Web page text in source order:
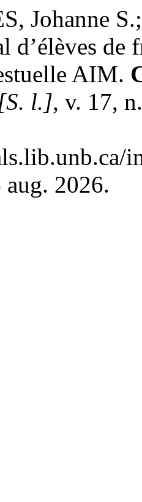
Johanne
d’élèves de
AIM.
l.], v. 17,
aug. 2026.